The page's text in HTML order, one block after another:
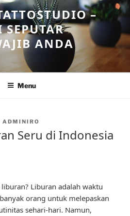
–
ANDA
Menu
ADMINIRO
Seru di Indonesia
Liburan adalah waktu
orang untuk melepaskan
sehari-hari. Namun,